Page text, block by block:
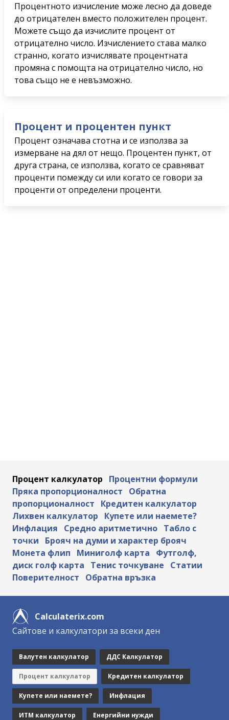
Процентното изчисление може лесно да доведе
до отрицателен вместо положителен процент.
Можете също да изчислите процент от
отрицателно число. Изчислението става малко
странно, когато изчислявате процентната
промяна с помощта на отрицателно число, но
това също не е невъзможно.
Процент и процентен пункт
Процент означава стотна и се използва за
измерване на дял от нещо. Процентен пункт, от
друга страна, се използва, когато се сравняват
проценти помежду си или когато се говори за
проценти от определени проценти.
Процент калкулатор
Процентни формули
Пряка пропорционалност
Обратна
пропорционалност
Кредитен калкулатор
Лихвен калкулатор
Купете или наемете?
Инфлация
Средно аритметично Табло с
точки
Брояч на думи и характер брояч
Монета флип
Миниголф карта
Футголф,
диск голф карта
Тенис точкуване
Статии
Поверителност
Обратна връзка
Calculaterix.com
Сайтове и калкулатори за всеки ден
Валутен калкулатор ДДС Калкулатор
Процент калкулатор Кредитен калкулатор
Купете или наемете? Инфлация
ИТМ калкулатор Енергийни нужди